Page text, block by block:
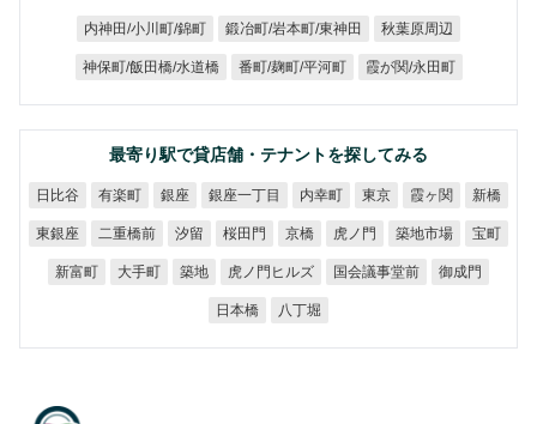
内神田/小川町/錦町 鍛冶町/岩本町/東神田 秋葉原周辺
神保町/飯田橋/水道橋 番町/麹町/平河町 霞が関/永田町
最寄り駅で貸店舗・テナントを探してみる
日比谷 有楽町 銀座 銀座一丁目 内幸町 東京 霞ヶ関 新橋
東銀座 二重橋前 汐留 桜田門 京橋 虎ノ門 築地市場 宝町
新富町 大手町 築地 虎ノ門ヒルズ 国会議事堂前 御成門
日本橋 八丁堀